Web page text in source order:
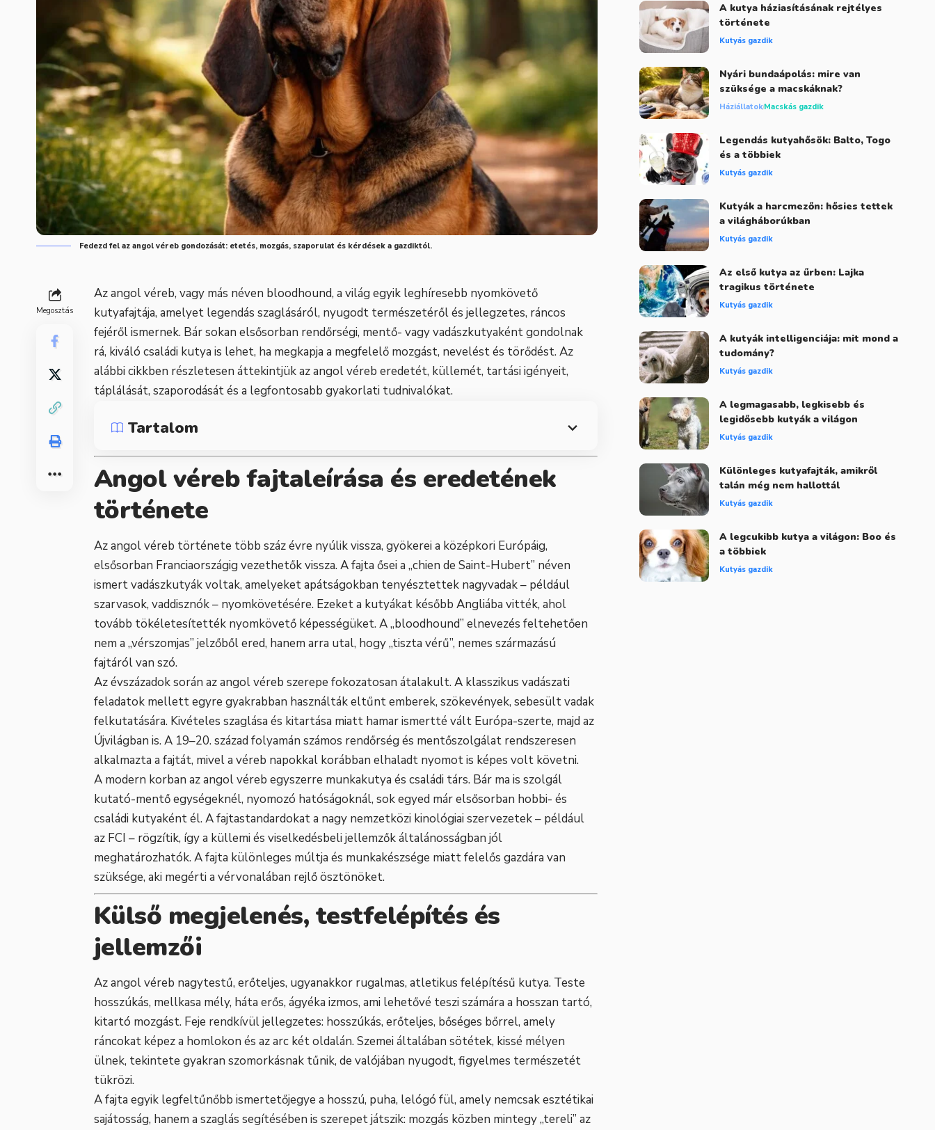
Fedezd fel az angol véreb gondozását: etetés, mozgás, szaporulat és kérdések a gazdiktól.
Megosztás
Az angol véreb, vagy más néven bloodhound, a világ egyik leghíresebb nyomkövető
kutyafajtája, amelyet legendás szaglásáról, nyugodt természetéről és jellegzetes, ráncos
fejéről ismernek. Bár sokan elsősorban rendőrségi, mentő- vagy vadászkutyaként gondolnak
rá, kiváló családi kutya is lehet, ha megkapja a megfelelő mozgást, nevelést és törődést. Az
alábbi cikkben részletesen áttekintjük az angol véreb eredetét, küllemét, tartási igényeit,
táplálását, szaporodását és a legfontosabb gyakorlati tudnivalókat.
Tartalom
Angol véreb fajtaleírása és eredetének
története
Az angol véreb története több száz évre nyúlik vissza, gyökerei a középkori Európáig,
elsősorban Franciaországig vezethetők vissza. A fajta ősei a „chien de Saint-Hubert” néven
ismert vadászkutyák voltak, amelyeket apátságokban tenyésztettek nagyvadak – például
szarvasok, vaddisznók – nyomkövetésére. Ezeket a kutyákat később Angliába vitték, ahol
tovább tökéletesítették nyomkövető képességüket. A „bloodhound” elnevezés feltehetően
nem a „vérszomjas” jelzőből ered, hanem arra utal, hogy „tiszta vérű”, nemes származású
fajtáról van szó.
Az évszázadok során az angol véreb szerepe fokozatosan átalakult. A klasszikus vadászati
feladatok mellett egyre gyakrabban használták eltűnt emberek, szökevények, sebesült vadak
felkutatására. Kivételes szaglása és kitartása miatt hamar ismertté vált Európa-szerte, majd az
Újvilágban is. A 19–20. század folyamán számos rendőrség és mentőszolgálat rendszeresen
alkalmazta a fajtát, mivel a véreb napokkal korábban elhaladt nyomot is képes volt követni.
A modern korban az angol véreb egyszerre munkakutya és családi társ. Bár ma is szolgál
kutató-mentő egységeknél, nyomozó hatóságoknál, sok egyed már elsősorban hobbi- és
családi kutyaként él. A fajtastandardokat a nagy nemzetközi kinológiai szervezetek – például
az FCI – rögzítik, így a küllemi és viselkedésbeli jellemzők általánosságban jól
meghatározhatók. A fajta különleges múltja és munkakészsége miatt felelős gazdára van
szüksége, aki megérti a vérvonalában rejlő ösztönöket.
Külső megjelenés, testfelépítés és
jellemzői
Az angol véreb nagytestű, erőteljes, ugyanakkor rugalmas, atletikus felépítésű kutya. Teste
hosszúkás, mellkasa mély, háta erős, ágyéka izmos, ami lehetővé teszi számára a hosszan tartó,
kitartó mozgást. Feje rendkívül jellegzetes: hosszúkás, erőteljes, bőséges bőrrel, amely
ráncokat képez a homlokon és az arc két oldalán. Szemei általában sötétek, kissé mélyen
ülnek, tekintete gyakran szomorkásnak tűnik, de valójában nyugodt, figyelmes természetét
tükrözi.
A fajta egyik legfeltűnőbb ismertetőjegye a hosszú, puha, lelógó fül, amely nemcsak esztétikai
sajátosság, hanem a szaglás segítésében is szerepet játszik: mozgás közben mintegy „tereli” az
A kutya háziasításának rejtélyes
története
Kutyás gazdik
Nyári bundaápolás: mire van
szüksége a macskáknak?
HáziállatokMacskás gazdik
Legendás kutyahősök: Balto, Togo
és a többiek
Kutyás gazdik
Kutyák a harcmezőn: hősies tettek
a világháborúkban
Kutyás gazdik
Az első kutya az űrben: Lajka
tragikus története
Kutyás gazdik
A kutyák intelligenciája: mit mond a
tudomány?
Kutyás gazdik
A legmagasabb, legkisebb és
legidősebb kutyák a világon
Kutyás gazdik
Különleges kutyafajták, amikről
talán még nem hallottál
Kutyás gazdik
A legcukibb kutya a világon: Boo és
a többiek
Kutyás gazdik